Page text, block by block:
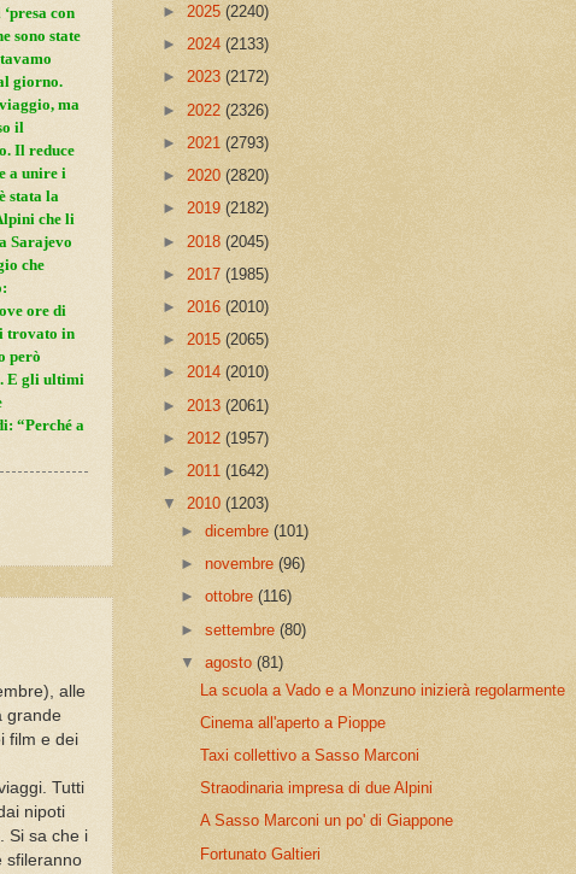
con
sono state
giorno.
ma
il
Il reduce
a unire i
stata la
che li
Sarajevo
che
ore di
trovato in
però
E gli ultimi
“Perché a
alle
grande
film e dei
Tutti
nipoti
Si sa che i
sfileranno
► 2025 (2240)
► 2024 (2133)
► 2023 (2172)
► 2022 (2326)
► 2021 (2793)
► 2020 (2820)
► 2019 (2182)
► 2018 (2045)
► 2017 (1985)
► 2016 (2010)
► 2015 (2065)
► 2014 (2010)
► 2013 (2061)
► 2012 (1957)
► 2011 (1642)
▼ 2010 (1203)
►dicembre(101)
►novembre(96)
►ottobre(116)
►settembre(80)
▼agosto(81)
La scuola a Vado e a Monzuno inizierà regolarmente
Cinema all'aperto a Pioppe
Taxi collettivo a Sasso Marconi
Straodinaria impresa di due Alpini
A Sasso Marconi un po' di Giappone
Fortunato Galtieri